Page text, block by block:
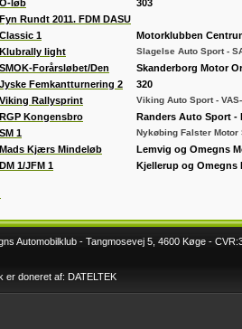
O-løb
303
Fyn Rundt 2011. FDM DASU
Classic 1
Motorklubben
Klubrally light Slagelse Auto Sport -
SMOK-Forårsløbet/Den
Jyske Femkantturnering 2
Skanderborg Motor
320
Viking Rallysprint Viking Auto Sport -
RGP Kongensbro Randers Auto Sport -
SM 1 Nykøbing Falster Motor
Mads Kjærs Mindeløb
Lemvig og Omegns
DM 1/JFM 1 Kjellerup og Omegns
2012
Automobilklub - Tangmosevej 5, 4600 Køge -
er doneret af: DATELTEK